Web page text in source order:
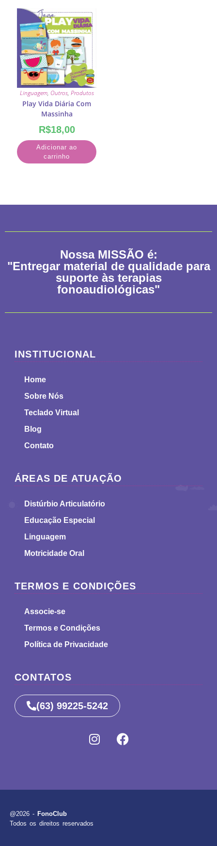
Linguagem, Outros, Produtos
Play Vida Diária Com
Massinha
R$18,00
Adicionar ao
carrinho
Nossa MISSÃO é:
"Entregar material de qualidade para
suporte às terapias
fonoaudiológicas"
INSTITUCIONAL
Home
Sobre Nós
Teclado Virtual
Blog
Contato
ÁREAS DE ATUAÇÃO
Distúrbio Articulatório
Educação Especial
Linguagem
Motricidade Oral
TERMOS E CONDIÇÕES
Associe-se
Termos e Condições
Política de Privacidade
CONTATOS
(63) 99225-5242
@2026 - FonoClub
Todos os direitos reservados